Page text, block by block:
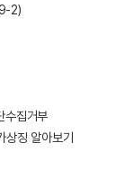
2)
수집거부
상징 알아보기